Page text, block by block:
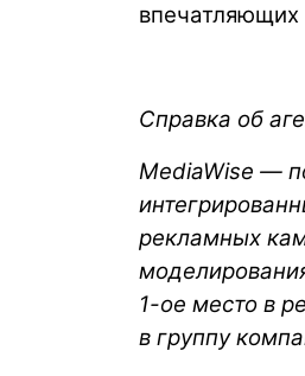
впечатляющих
Справка об
MediaWise —
рекламных
1-ое место в
в группу